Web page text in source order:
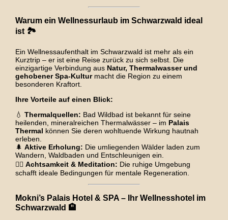
Warum ein Wellnessurlaub im Schwarzwald ideal
ist 🏞️
Ein Wellnessaufenthalt im Schwarzwald ist mehr als ein
Kurztrip – er ist eine Reise zurück zu sich selbst. Die
einzigartige Verbindung aus Natur, Thermalwasser und
gehobener Spa-Kulturmacht die Region zu einem
besonderen Kraftort.
Ihre Vorteile auf einen Blick:
💧 Thermalquellen: Bad Wildbad ist bekannt für seine
heilenden, mineralreichen Thermalwässer – im Palais
Thermal können Sie deren wohltuende Wirkung hautnah
erleben.
🌲 Aktive Erholung: Die umliegenden Wälder laden zum
Wandern, Waldbaden und Entschleunigen ein.
🧘‍♀️ Achtsamkeit & Meditation: Die ruhige Umgebung
schafft ideale Bedingungen für mentale Regeneration.
Mokni’s Palais Hotel & SPA – Ihr Wellnesshotel im
Schwarzwald 🏨